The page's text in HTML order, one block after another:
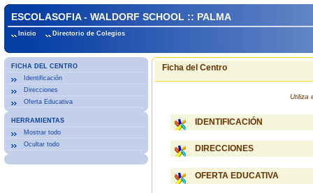
ESCOLASOFIA - WALDORF SCHOOL :: PALMA
Inicio Directorio de Colegios
FICHA DEL CENTRO
Identificación
Direcciones
Oferta Educativa
HERRAMIENTAS
Mostrar todo
Ocultar todo
Ficha del Centro
Utiliza
IDENTIFICACIÓN
DIRECCIONES
OFERTA EDUCATIVA